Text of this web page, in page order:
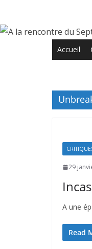
contenu
Accueil
29
A une
Read